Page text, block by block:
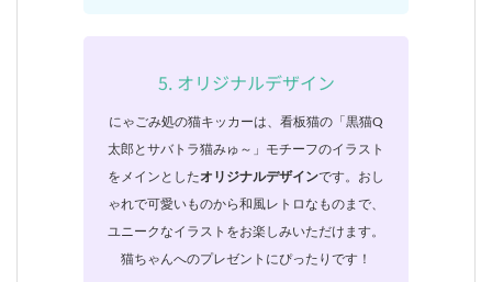
5. オリジナルデザイン
にゃごみ処の猫キッカーは、看板猫の「黒猫Q
太郎とサバトラ猫みゅ～」モチーフのイラスト
をメインとしたオリジナルデザインです。おし
ゃれで可愛いものから和風レトロなものまで、
ユニークなイラストをお楽しみいただけます。
猫ちゃんへのプレゼントにぴったりです！